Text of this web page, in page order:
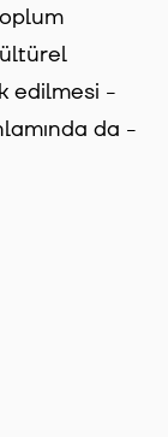
edilmesi -
da -